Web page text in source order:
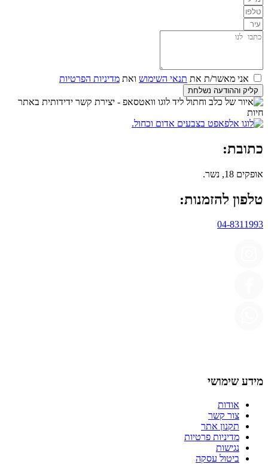
אני מאשר/ת את תנאי השימוש ואת מדיניות הפרטיות
קליק וההודעה נשלחת
כתובת:
אופקים 18, נשר.
טלפון להזמנות:
04-8311993
מידע שימושי
אודות
צור קשר
תקנון אתר
מדיניות פרטיות
נגישות
ביטול עסקה